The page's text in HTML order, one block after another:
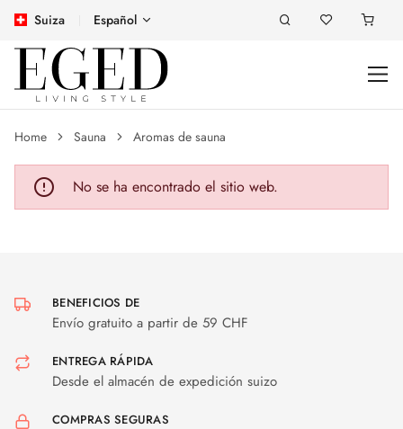
Suiza Español
Home Sauna Aromas de sauna
No se ha encontrado el sitio web.
BENEFICIOS DE
Envío gratuito a partir de 59 CHF
ENTREGA RÁPIDA
Desde el almacén de expedición suizo
COMPRAS SEGURAS